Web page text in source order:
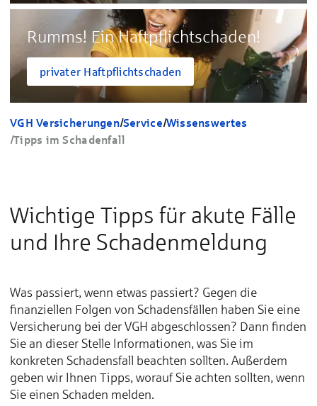
Rumms! Ein Haftpflicht­schaden!
privater Haftpflichtschaden
VGH Versicherungen/Service/Wissenswertes
/Tipps im Schadenfall
Wichtige Tipps für akute Fälle
und Ihre Schadenmeldung
Was passiert, wenn etwas passiert? Gegen die
finanziellen Folgen von Schadensfällen haben Sie eine
Versicherung bei der VGH abgeschlossen? Dann finden
Sie an dieser Stelle Informationen, was Sie im
konkreten Schadensfall beachten sollten. Außerdem
geben wir Ihnen Tipps, worauf Sie achten sollten, wenn
Sie einen Schaden melden.